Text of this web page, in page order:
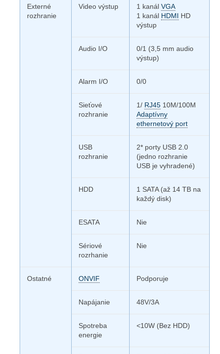
Externé
rozhranie
Video výstup 1 kanál VGA
1 kanál HDMI HD
výstup
Audio I/O
0/1 (3,5 mm audio
výstup)
Alarm I/O 0/0
Sieťové
rozhranie
1/ RJ45 10M/100M
Adaptívny
ethernetový port
USB
rozhranie
2* porty USB 2.0
(jedno rozhranie
USB je vyhradené)
HDD
1 SATA (až 14 TB na
každý disk)
ESATA Nie
Sériové
rozrhanie
Nie
Ostatné ONVIF Podporuje
Napájanie 48V/3A
Spotreba
energie
<10W (Bez HDD)